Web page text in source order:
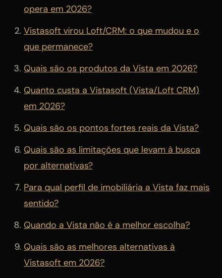
opera em 2026?
Vistasoft virou Loft/CRM: o que mudou e o
que permanece?
Quais são os produtos da Vista em 2026?
Quanto custa a Vistasoft (Vista/Loft CRM)
em 2026?
Quais são os pontos fortes reais da Vista?
Quais são as limitações que levam à busca
por alternativas?
Para qual perfil de imobiliária a Vista faz mais
sentido?
Quando a Vista não é a melhor escolha?
Quais são as melhores alternativas à
Vistasoft em 2026?